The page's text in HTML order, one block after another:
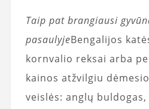
Taip pat brangiausi
pasaulyjeBengalijos
kornvalio reksai arba
kainos atžvilgiu
veislės: anglų buldogas,